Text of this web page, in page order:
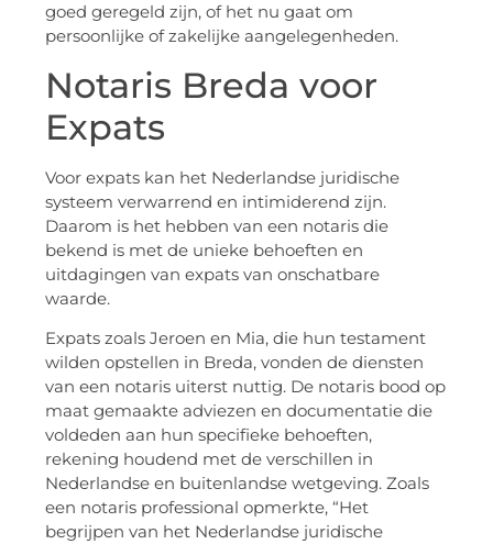
goed geregeld zijn, of het nu gaat om
persoonlijke of zakelijke aangelegenheden.
Notaris Breda voor
Expats
Voor expats kan het Nederlandse juridische
systeem verwarrend en intimiderend zijn.
Daarom is het hebben van een notaris die
bekend is met de unieke behoeften en
uitdagingen van expats van onschatbare
waarde.
Expats zoals Jeroen en Mia, die hun testament
wilden opstellen in Breda, vonden de diensten
van een notaris uiterst nuttig. De notaris bood op
maat gemaakte adviezen en documentatie die
voldeden aan hun specifieke behoeften,
rekening houdend met de verschillen in
Nederlandse en buitenlandse wetgeving. Zoals
een notaris professional opmerkte, “Het
begrijpen van het Nederlandse juridische